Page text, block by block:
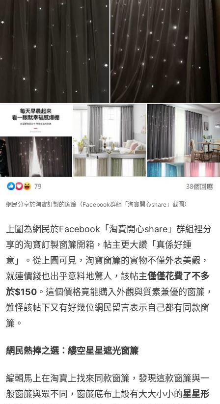
網民分享於淘寶訂製的窗簾（Facebook群組「淘寶開心share」截圖）
上圖為網民於Facebook「淘寶開心share」群組裡分
享的淘寶訂製窗簾開箱，帖主更大讚「真係好鍾
意」。從上圖可見，淘寶窗簾的實物不僅外表美觀，
就連價錢也出乎意料地驚人，該帖主僅僅花費了不多
於$150 。這個價格竟能購入外觀與質素兼優的窗簾，
難怪該帖下又有好幾位網民留言表示自己都有同款窗
簾。
網民熱捧之選：縷空星星遮光窗簾
編輯馬上在淘寶上找來同款窗簾，發現這款窗簾與一
般窗簾與眾不同，窗簾底布上設有大大小小的星星形